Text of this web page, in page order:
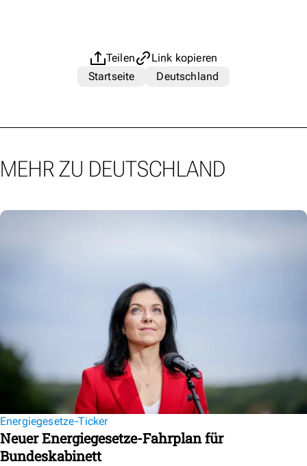
Teilen
Link kopieren
Startseite
Deutschland
MEHR ZU DEUTSCHLAND
Energiegesetze-Ticker
Neuer Energiegesetze-Fahrplan für
Bundeskabinett